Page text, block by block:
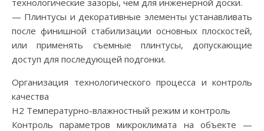
— Плинтусы и декоративные элементы устанавливать
после финишной стабилизации основных плоскостей,
или применять съемные плинтусы, допускающие
доступ для последующей подгонки.
Организация технологического процесса и контроль
качества
H2 Температурно-влажностный режим и контроль
Контроль параметров микроклимата на объекте —